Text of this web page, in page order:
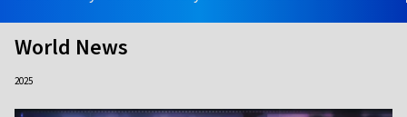
World News
2025